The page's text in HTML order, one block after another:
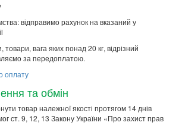
відправимо рахунок на вказаний у
товари, вага яких понад 20 кг, відрізний
за передоплатою.
оплату
та обмін
товар належної якості протягом 14 днів
ст. 9, 12, 13 Закону України «Про захист прав